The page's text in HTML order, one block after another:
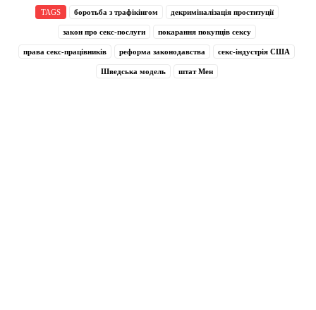
TAGS боротьба з трафікінгом декриміналізація проституції
закон про секс-послуги покарання покупців сексу
права секс-працівників реформа законодавства секс-індустрія США
Шведська модель штат Мен